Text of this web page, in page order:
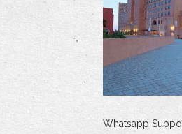
Whatsapp